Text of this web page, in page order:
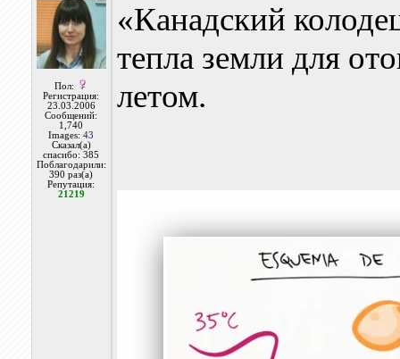
Пол:
Регистрация:
23.03.2006
Сообщений:
1,740
Images:43
Сказал(а)
спасибо: 385
Поблагодарили:
390 раз(а)
Репутация:
21219
«Канадский
тепла земли для
летом.